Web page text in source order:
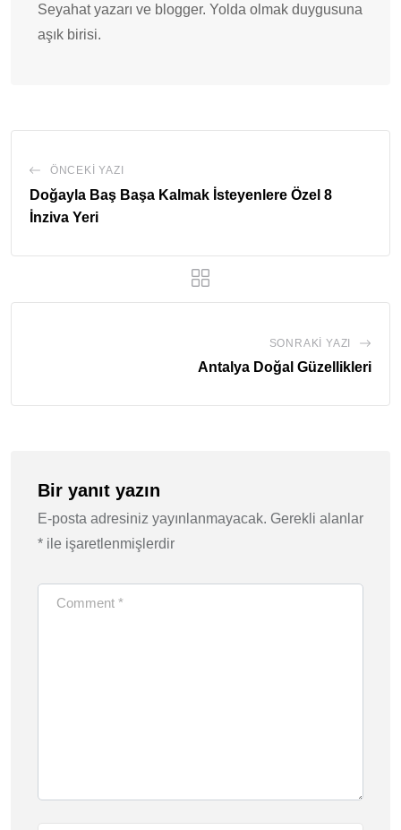
Seyahat yazarı ve blogger. Yolda olmak duygusuna
aşık birisi.
ÖNCEKI YAZI
Doğayla Baş Başa Kalmak İsteyenlere Özel 8
İnziva Yeri
SONRAKI YAZI
Antalya Doğal Güzellikleri
Bir yanıt yazın
E-posta adresiniz yayınlanmayacak. Gerekli alanlar
* ile işaretlenmişlerdir